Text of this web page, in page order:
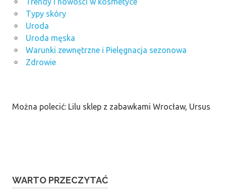
Typy skóry
Uroda
Uroda męska
Warunki zewnętrzne i Pielęgnacja sezonowa
Zdrowie
Można polecić: Lilu sklep z zabawkami Wrocław, Ursus
WARTO PRZECZYTAĆ